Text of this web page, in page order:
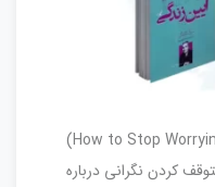
کتاب آیین زندگی (How to Stop Worrying and Start Living)
کردن نگرانی درباره